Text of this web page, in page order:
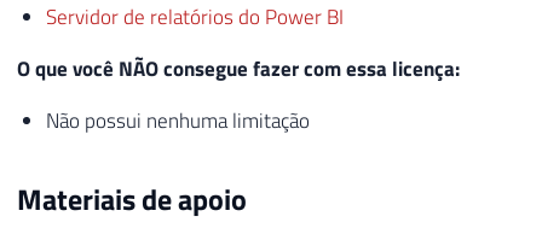
Servidor de relatórios do Power BI
O que você NÃO consegue fazer com essa licença:
Não possui nenhuma limitação
Materiais de apoio